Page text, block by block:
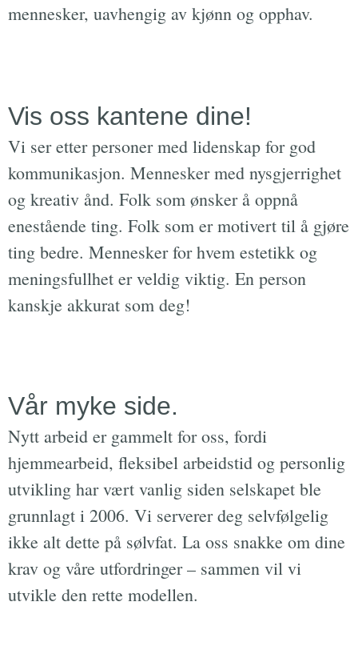
mennesker, uavhengig av kjønn og opphav.
Vis oss kantene dine!
Vi ser etter personer med lidenskap for god
kommunikasjon. Mennesker med nysgjerrighet
og kreativ ånd. Folk som ønsker å oppnå
enestående ting. Folk som er motivert til å gjøre
ting bedre. Mennesker for hvem estetikk og
meningsfullhet er veldig viktig. En person
kanskje akkurat som deg!
Vår myke side.
Nytt arbeid er gammelt for oss, fordi
hjemmearbeid, fleksibel arbeidstid og personlig
utvikling har vært vanlig siden selskapet ble
grunnlagt i 2006. Vi serverer deg selvfølgelig
ikke alt dette på sølvfat. La oss snakke om dine
krav og våre utfordringer – sammen vil vi
utvikle den rette modellen.